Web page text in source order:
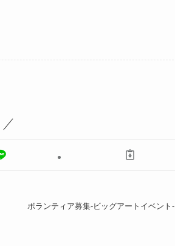
ボランティア募集-ビッグアートイベント-